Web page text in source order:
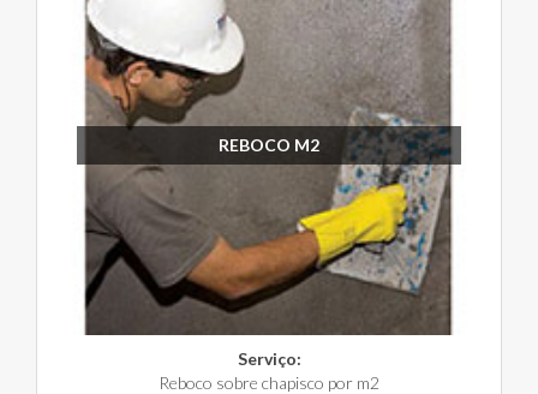
REBOCO M2
Serviço:
Reboco sobre chapisco por m2